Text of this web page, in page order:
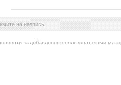
на надпись
за добавленные пользователями